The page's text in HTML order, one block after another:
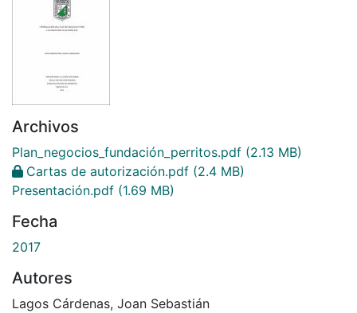
Archivos
Plan_negocios_fundación_perritos.pdf (2.13 MB)
Cartas de autorización.pdf (2.4 MB)
Presentación.pdf (1.69 MB)
Fecha
2017
Autores
Lagos Cárdenas, Joan Sebastián